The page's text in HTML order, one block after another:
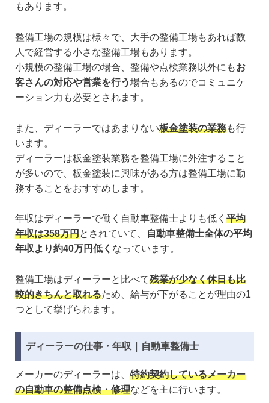
もあります。
整備工場の規模は様々で、大手の整備工場もあれば数
人で経営する小さな整備工場もあります。
小規模の整備工場の場合、整備や点検業務以外にもお
客さんの対応や営業を行う場合もあるのでコミュニケ
ーション力も必要とされます。
また、ディーラーではあまりない板金塗装の業務も行
います。
ディーラーは板金塗装業務を整備工場に外注すること
が多いので、板金塗装に興味がある方は整備工場に勤
務することをおすすめします。
年収はディーラーで働く自動車整備士よりも低く 平均
年収は358万円とされていて、
自動車整備士全体の平均
年収より約40万円低く なっています。
整備工場はディーラーと比べて残業が少なく休日も比
較的きちんと取れるため、給与が下がることが理由の1
つとして挙げられます。
ディーラーの仕事・年収｜自動車整備士
メーカーのディーラーは、 特約契約しているメーカー
の自動車の整備点検・修理などを主に行います。